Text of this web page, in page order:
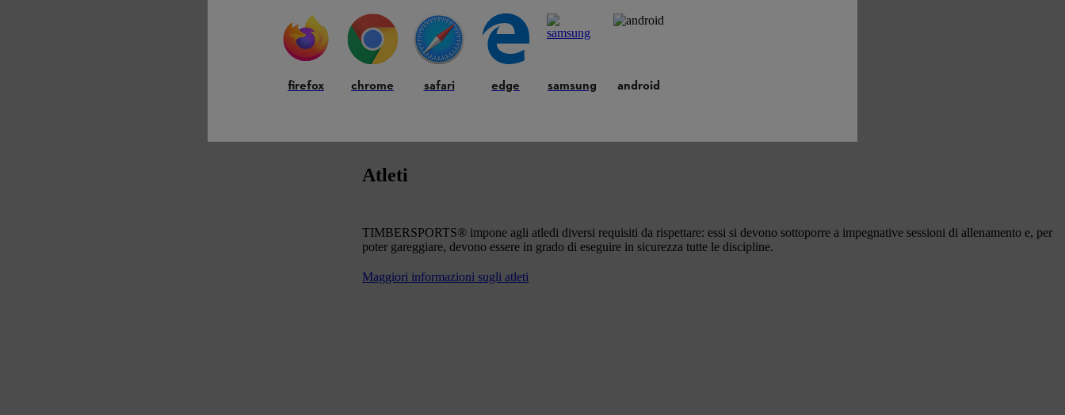
Maggiori informazioni sulle attrezzature sportive
Atleti
TIMBERSPORTS® impone agli atledi diversi requisiti da rispettare: essi si devono sottoporre a impegnative sessioni di allenamento e, per
poter gareggiare, devono essere in grado di eseguire in sicurezza tutte le discipline.
Maggiori informazioni sugli atleti
firefox chrome safari edge samsung android